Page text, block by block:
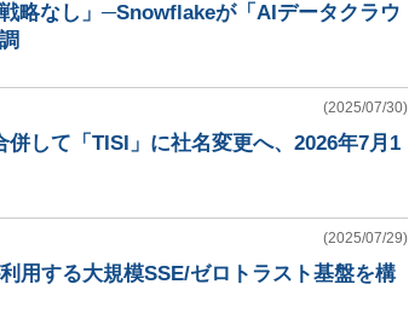
略なし」─Snowflakeが「AIデータクラウ
(2025/07/30)
して「TISI」に社名変更へ、2026年7月1
(2025/07/29)
用する大規模SSE/ゼロトラスト基盤を構